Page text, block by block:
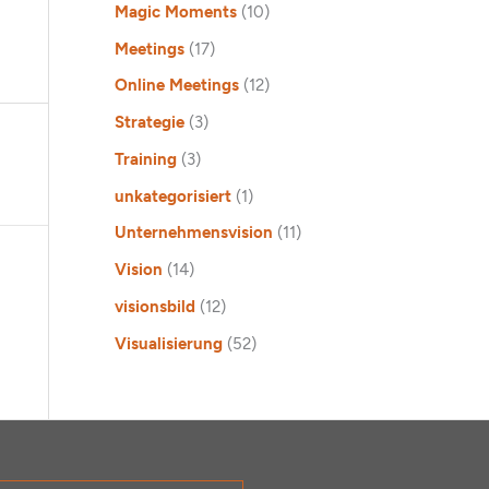
Magic Moments(10)
Meetings(17)
Online Meetings(12)
Strategie(3)
Training(3)
unkategorisiert(1)
Unternehmensvision (11)
Vision (14)
visionsbild (12)
Visualisierung(52)